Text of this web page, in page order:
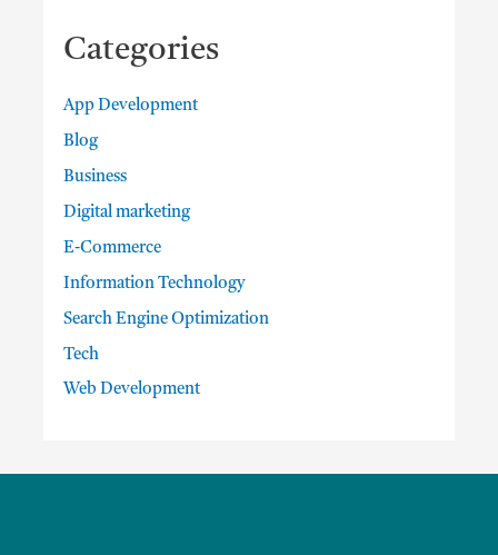
Categories
App Development
Blog
Business
Digital marketing
E-Commerce
Information Technology
Search Engine Optimization
Tech
Web Development